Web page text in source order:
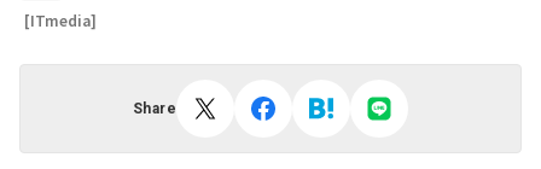
[ITmedia]
Share